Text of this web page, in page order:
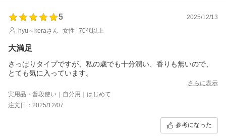
5
2025/12/13
hyu～keraさん
女性 70代以上
大満足
さっぱりタイプですが、私の歳でも十分潤い、香りも無いので、
とても気に入っています。
さらに表示
実用品・普段使い｜自分用｜はじめて
注文日：2025/12/07
参考になった